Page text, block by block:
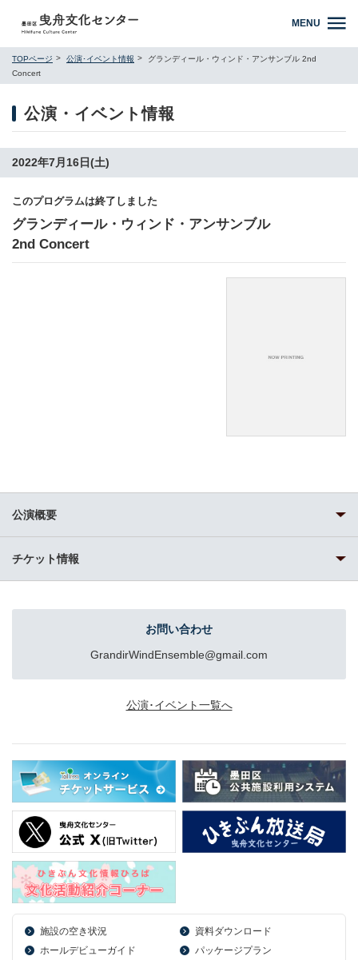
MENU
TOPページ 公演･イベント情報
グランディール・ウィンド・アンサンブル 2nd
Concert
公演・イベント情報
2022年7月16日(土)
このプログラムは終了しました
グランディール・ウィンド・アンサンブル
2nd Concert
公演概要
チケット情報
お問い合わせ
GrandirWindEnsemble@gmail.com
公演･イベント一覧へ
施設の空き状況
資料ダウンロード
ホールデビューガイド
パッケージプラン